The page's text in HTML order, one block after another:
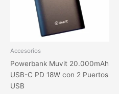
Accesorios
Powerbank Muvit 20.000mAh
USB-C PD 18W con 2 Puertos
USB